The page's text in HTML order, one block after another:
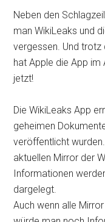
Neben den
man WikiLeaks und
vergessen. Und trotz
hat Apple die App
jetzt!
Die WikiLeaks App
geheimen
veröffentlicht
aktuellen Mirror der
Informationen
dargelegt.
Auch wenn alle